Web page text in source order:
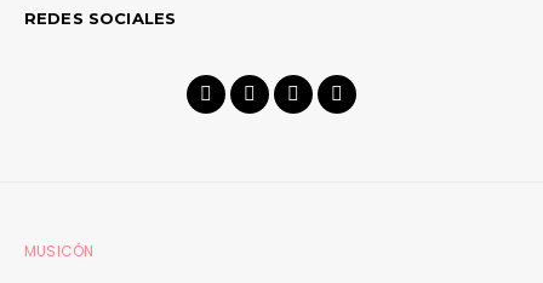
REDES SOCIALES
MUSICÓN